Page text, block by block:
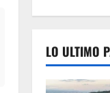
LO ULTIMO